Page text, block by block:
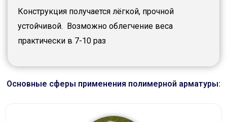
Конструкция получается лёгкой, прочной
устойчивой. Возможно облегчение веса
практически в 7-10 раз
Основные сферы применения полимерной арматуры: